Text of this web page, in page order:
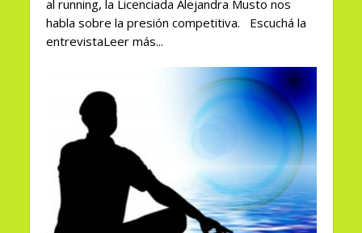
al running, la Licenciada Alejandra Musto nos
habla sobre la presión competitiva. Escuchá la
entrevistaLeer más...